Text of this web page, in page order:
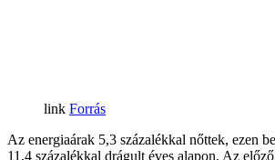
Forrás
Az energiaárak 5,3 százalékkal nőttek, ezen
11,4 százalékkal drágult éves alapon. Az